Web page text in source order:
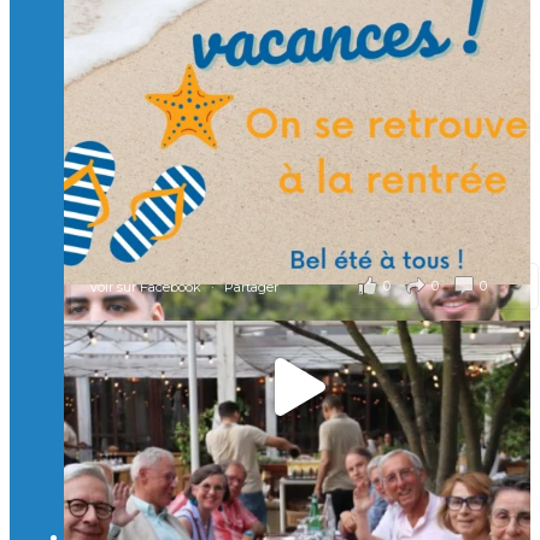
et contribuons ensemble à former les générations
d’ingénieurs de demain. 🙏
Merci à tous !
🎯 Taxe d’apprentissage 2026 : avec l'Isep, investissez pour
un numérique au service de l'humain !
À l’Isep, nous formons des ingénieurs, des bachelors, des
Mastères Spécialisés, qui allient excellence technologique et
valeurs humaines, au cœur de notre pro
...Voir plus
il y a 2 mois
0 0 0
Voir sur Facebook · Partager
🚀Afterwork à Genève 🚀
🥳 Le 22 avril dernier, 14 Alumni vivant / travaillant
en Suisse ont partagé un moment convivial de
retrouvailles et d'échanges !
Merci à tous pour votre présence et à Alexandre